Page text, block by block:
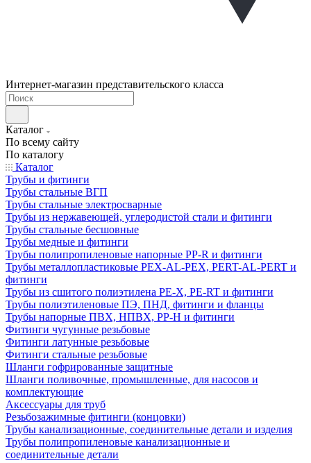
Интернет-магазин представительского класса
Каталог
По всему сайту
По каталогу
Каталог
Трубы и фитинги
Трубы стальные ВГП
Трубы стальные электросварные
Трубы из нержавеющей, углеродистой стали и фитинги
Трубы стальные бесшовные
Трубы медные и фитинги
Трубы полипропиленовые напорные PP-R и фитинги
Трубы металлопластиковые PEX-AL-PEX, PERT-AL-PERT и
фитинги
Трубы из сшитого полиэтилена PE-X, PE-RT и фитинги
Трубы полиэтиленовые ПЭ, ПНД, фитинги и фланцы
Трубы напорные ПВХ, НПВХ, PP-H и фитинги
Фитинги чугунные резьбовые
Фитинги латунные резьбовые
Фитинги стальные резьбовые
Шланги гофрированные защитные
Шланги поливочные, промышленные, для насосов и
комплектующие
Аксессуары для труб
Резьбозажимные фитинги (концовки)
Трубы канализационные, соединительные детали и изделия
Трубы полипропиленовые канализационные и
соединительные детали